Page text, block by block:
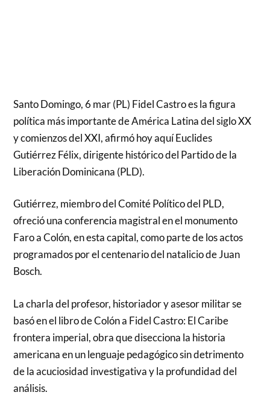
Santo Domingo, 6 mar (PL) Fidel Castro es la figura
política más importante de América Latina del siglo XX
y comienzos del XXI, afirmó hoy aquí Euclides
Gutiérrez Félix, dirigente histórico del Partido de la
Liberación Dominicana (PLD).
Gutiérrez, miembro del Comité Político del PLD,
ofreció una conferencia magistral en el monumento
Faro a Colón, en esta capital, como parte de los actos
programados por el centenario del natalicio de Juan
Bosch.
La charla del profesor, historiador y asesor militar se
basó en el libro de Colón a Fidel Castro: El Caribe
frontera imperial, obra que disecciona la historia
americana en un lenguaje pedagógico sin detrimento
de la acuciosidad investigativa y la profundidad del
análisis.